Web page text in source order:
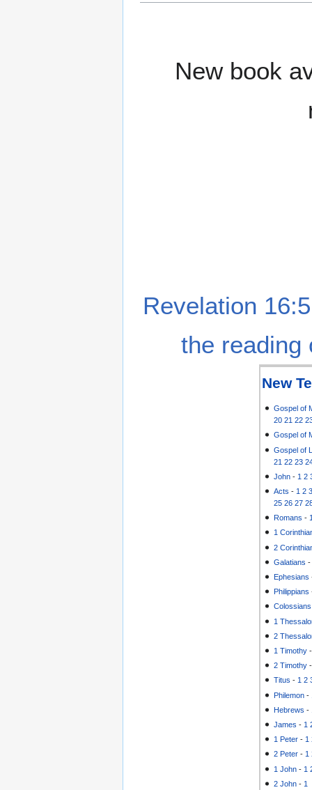
New book
Revelation
the reading
New
Gospel of
20 21 22
Gospel of
Gospel of
21 22 23
John - 1 2
Acts - 1 2
25 26 27
Romans -
1
2
Galatians
Ephesians
Philippians
Colossians
1
2
1 Timothy
2 Timothy
Titus -1 2
Philemon -
Hebrews -
James - 1
1 Peter - 1
2 Peter -1
1 John - 1
2 John - 1